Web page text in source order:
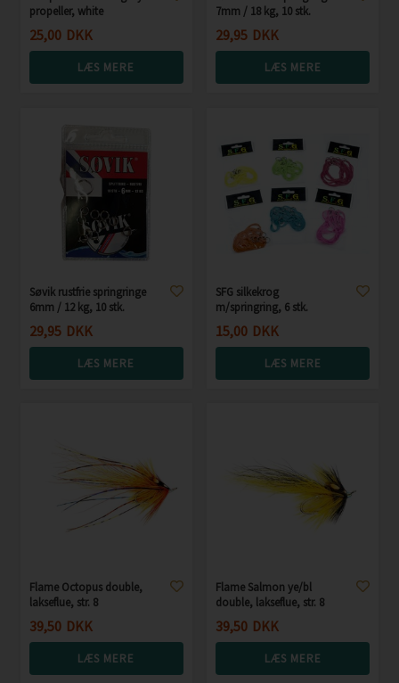
propeller, white
25,00 DKK
LÆS MERE
7mm / 18 kg, 10 stk.
29,95 DKK
LÆS MERE
Søvik rustfrie springringe
6mm / 12 kg, 10 stk.
29,95 DKK
LÆS MERE
SFG silkekrog
m/springring, 6 stk.
15,00 DKK
LÆS MERE
Flame Octopus double,
lakseflue, str. 8
39,50 DKK
LÆS MERE
Flame Salmon ye/bl
double, lakseflue, str. 8
39,50 DKK
LÆS MERE